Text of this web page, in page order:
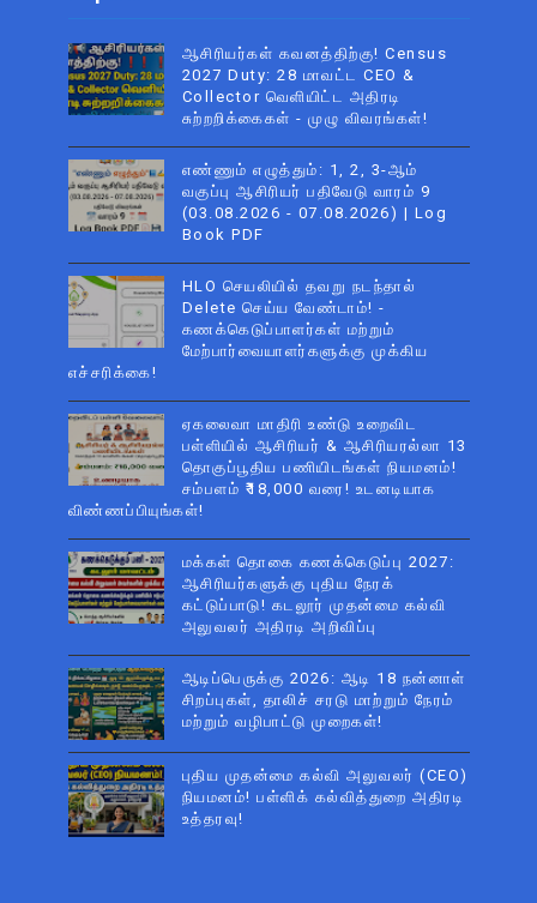
ஆசிரியர்கள் கவனத்திற்கு! Census
2027 Duty: 28 மாவட்ட CEO &
Collector வெளியிட்ட அதிரடி
சுற்றறிக்கைகள் - முழு விவரங்கள்!
எண்ணும் எழுத்தும்: 1, 2, 3-ஆம்
வகுப்பு ஆசிரியர் பதிவேடு வாரம் 9
(03.08.2026 - 07.08.2026) | Log
Book PDF
HLO செயலியில் தவறு நடந்தால்
Delete செய்ய வேண்டாம்! -
கணக்கெடுப்பாளர்கள் மற்றும்
மேற்பார்வையாளர்களுக்கு முக்கிய
எச்சரிக்கை!
ஏகலைவா மாதிரி உண்டு உறைவிட
பள்ளியில் ஆசிரியர் & ஆசிரியரல்லா 13
தொகுப்பூதிய பணியிடங்கள் நியமனம்!
சம்பளம் ₹18,000 வரை! உடனடியாக
விண்ணப்பியுங்கள்!
மக்கள் தொகை கணக்கெடுப்பு 2027:
ஆசிரியர்களுக்கு புதிய நேரக்
கட்டுப்பாடு! கடலூர் முதன்மை கல்வி
அலுவலர் அதிரடி அறிவிப்பு
ஆடிப்பெருக்கு 2026: ஆடி 18 நன்னாள்
சிறப்புகள், தாலிச் சரடு மாற்றும் நேரம்
மற்றும் வழிபாட்டு முறைகள்!
புதிய முதன்மை கல்வி அலுவலர் (CEO)
நியமனம்! பள்ளிக் கல்வித்துறை அதிரடி
உத்தரவு!